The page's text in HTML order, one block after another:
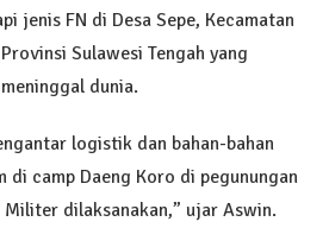
jenis FN di Desa Sepe, Kecamatan
Sulawesi Tengah yang
dunia.
logistik dan bahan-bahan
di camp Daeng Koro di pegunungan
dilaksanakan,” ujar Aswin.